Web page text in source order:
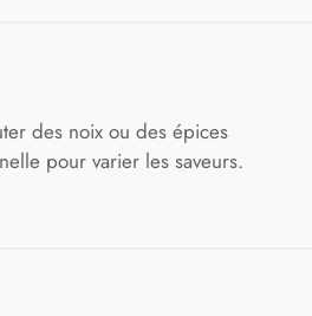
des noix ou des épices
pour varier les saveurs.